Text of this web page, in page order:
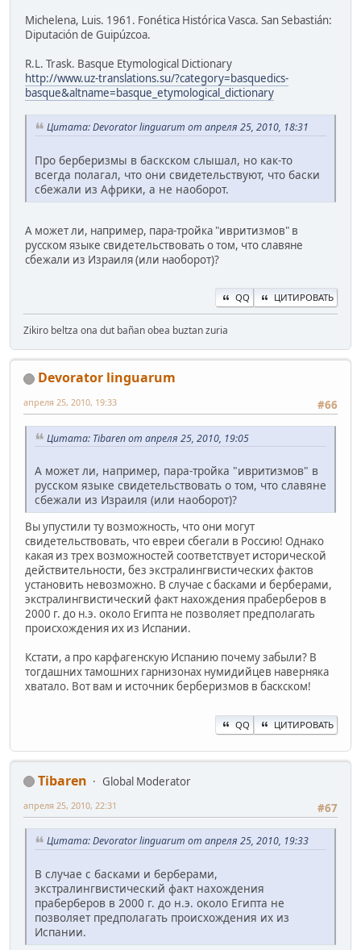
Michelena, Luis. 1961. Fonética Histórica Vasca. San Sebastián:
Diputación de Guipúzcoa.
R.L. Trask. Basque Etymological Dictionary
http://www.uz-translations.su/?category=basquedics-
basque&altname=basque_etymological_dictionary
Цитата: Devorator linguarum от апреля 25, 2010, 18:31
Про берберизмы в баскском слышал, но как-то
всегда полагал, что они свидетельствуют, что баски
сбежали из Африки, а не наоборот.
А может ли, например, пара-тройка "ивритизмов" в
русском языке свидетельствовать о том, что славяне
сбежали из Израиля (или наоборот)?
QQ ЦИТИРОВАТЬ
Zikiro beltza ona dut bañan obea buztan zuria
Devorator linguarum
#66
апреля 25, 2010, 19:33
Цитата: Tibaren от апреля 25, 2010, 19:05
А может ли, например, пара-тройка "ивритизмов" в
русском языке свидетельствовать о том, что славяне
сбежали из Израиля (или наоборот)?
Вы упустили ту возможность, что они могут
свидетельствовать, что евреи сбегали в Россию! Однако
какая из трех возможностей соответствует исторической
действительности, без экстралингвистических фактов
установить невозможно. В случае с басками и берберами,
экстралингвистический факт нахождения праберберов в
2000 г. до н.э. около Египта не позволяет предполагать
происхождения их из Испании.
Кстати, а про карфагенскую Испанию почему забыли? В
тогдашних тамошних гарнизонах нумидийцев наверняка
хватало. Вот вам и источник берберизмов в баскском!
QQ ЦИТИРОВАТЬ
Tibaren
Global Moderator
#67
апреля 25, 2010, 22:31
Цитата: Devorator linguarum от апреля 25, 2010, 19:33
В случае с басками и берберами,
экстралингвистический факт нахождения
праберберов в 2000 г. до н.э. около Египта не
позволяет предполагать происхождения их из
Испании.